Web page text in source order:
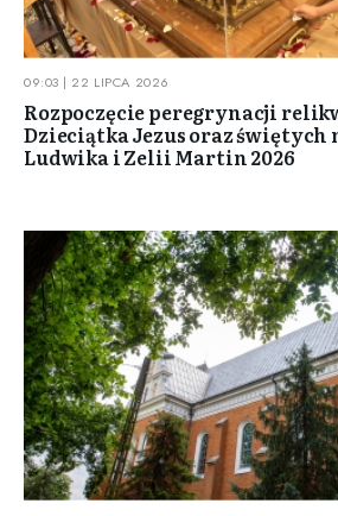
09:03 | 22 LIPCA 2026
Rozpoczęcie peregrynacji
Dzieciątka Jezus oraz świętych
Ludwika i Zelii Martin 2026